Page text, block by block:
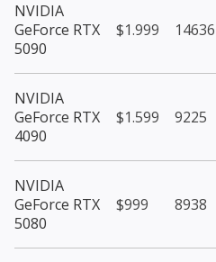
NVIDIA
GeForce RTX
5090
$1.999 14636
NVIDIA
GeForce RTX
4090
$1.599 9225
NVIDIA
GeForce RTX
5080
$999 8938